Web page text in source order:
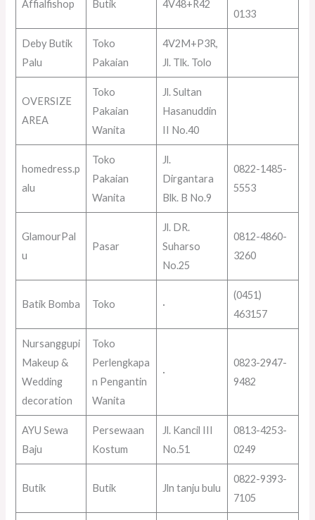
Affialfishop Butik 4V48+R42
0133
Deby Butik
Palu
Toko
Pakaian
4V2M+P3R,
Jl. Tlk. Tolo
OVERSIZE
AREA
Toko
Pakaian
Wanita
Jl. Sultan
Hasanuddin
II No.40
homedress.p
alu
Toko
Pakaian
Wanita
Jl.
Dirgantara
Blk. B No.9
0822-1485-
5553
GlamourPal
u
Pasar
Jl. DR.
Suharso
No.25
0812-4860-
3260
Batik Bomba Toko ·
(0451)
463157
Nursanggupi
Makeup &
Wedding
decoration
Toko
Perlengkapa
n Pengantin
Wanita
·
0823-2947-
9482
AYU Sewa
Baju
Persewaan
Kostum
Jl. Kancil III
No.51
0813-4253-
0249
Butik Butik Jln tanju bulu
0822-9393-
7105